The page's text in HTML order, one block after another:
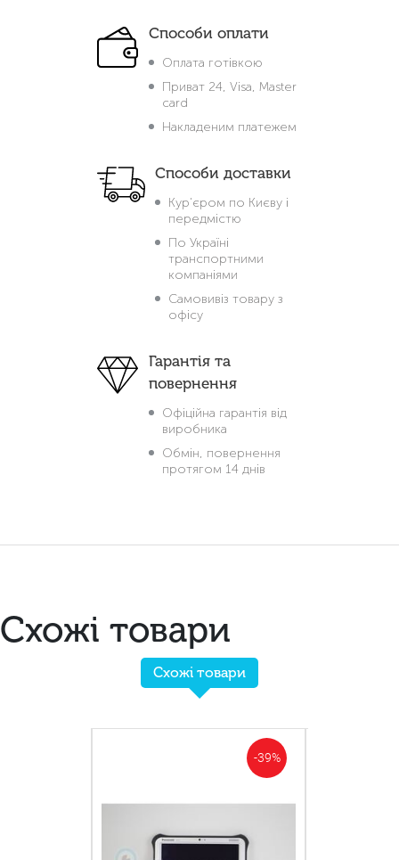
Способи оплати
Оплата готівкою
Приват 24, Visa, Master
card
Накладеним платежем
Способи доставки
Кур'єром по Києву і
передмістю
По Україні
транспортними
компаніями
Самовивіз товару з
офісу
Гарантія та
повернення
Офіційна гарантія від
виробника
Обмін, повернення
протягом 14 днів
Схожі товари
Схожі товари
-39%